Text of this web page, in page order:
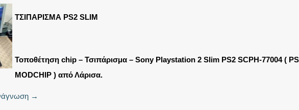
ΤΣΙΠΑΡΙΣΜΑ PS2 SLIM
Τοποθέτηση chip – Τσιπάρισμα – Sony Playstation 2 Slim PS2 SCPH-77004 (
MODCHIP ) από Λάρισα.
→